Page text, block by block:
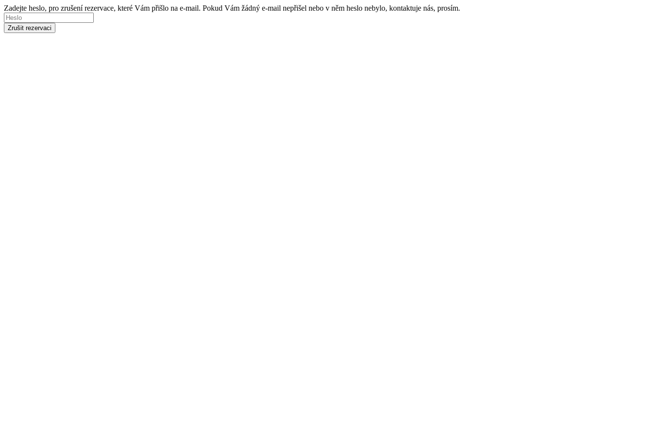
Zadejte heslo, pro zrušení rezervace, které Vám přišlo na e-mail. Pokud Vám žádný e-mail nepřišel nebo v něm heslo nebylo, kontaktuje nás, prosím.
Zrušit rezervaci